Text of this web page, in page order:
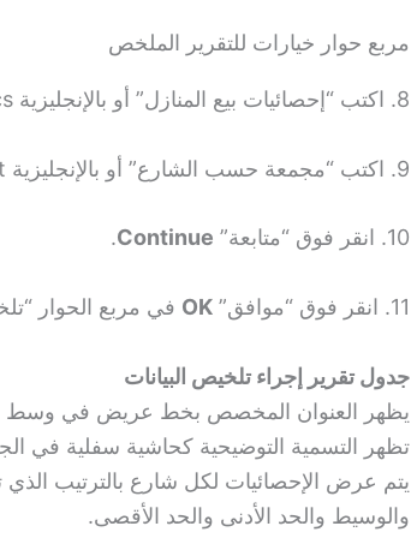
مربع حوار خيارات للتقرير الملخص
8. اكتب “إحصائيات بيع المنازل” أو بالإنجليزية Home Sale Statistics كعنوان Title.
9. اكتب “مجمعة حسب الشارع” أو بالإنجليزية Grouped by Street كتعليق Caption.
10. انقر فوق “متابعة” Continue
.
11. انقر فوق “موافق” OK في مربع الحوار
جدول تقرير
إجراء تلخيص البيانات
يظهر العنوان المخصص بخط عريض في وسط
تظهر التسمية التوضيحية كحاشية سفلية في
والوسيط والحد الأدنى والحد الأقصى.